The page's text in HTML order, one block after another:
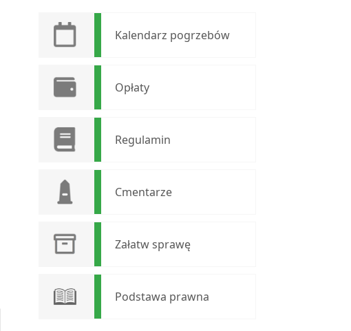
Kalendarz pogrzebów
Opłaty
Regulamin
Cmentarze
Załatw sprawę
Podstawa prawna